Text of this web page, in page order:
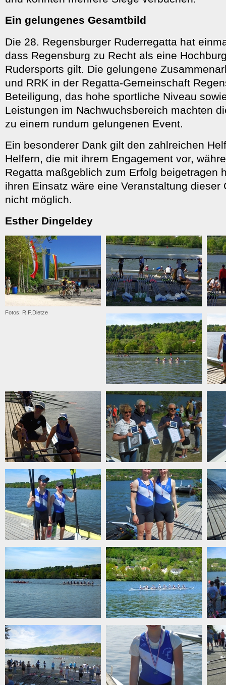
Ein gelungenes Gesamtbild
Die 28. Regensburger Ruderregatta hat
dass Regensburg zu Recht als eine
Rudersports gilt. Die gelungene
und RRK in der Regatta-Gemeinschaft
Beteiligung, das hohe sportliche Niveau
Leistungen im Nachwuchsbereich machten
zu einem rundum gelungenen Event.
Ein besonderer Dank gilt den zahlreichen
Helfern, die mit ihrem Engagement vor,
Regatta maßgeblich zum Erfolg beigetragen
ihren Einsatz wäre eine Veranstaltung dieser
nicht möglich.
Esther Dingeldey
Fotos: R.F.Dietze